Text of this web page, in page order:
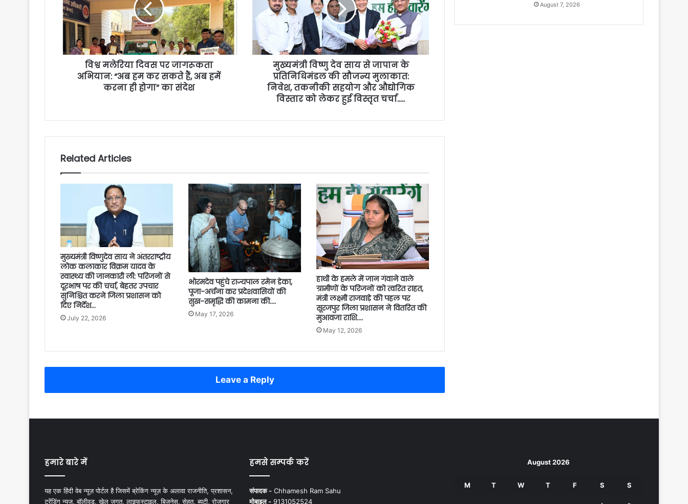
विश्व मलेरिया दिवस पर जागरूकता
अभियान: “अब हम कर सकते हैं, अब हमें
करना ही होगा” का संदेश
मुख्यमंत्री विष्णु देव साय से जापान के
प्रतिनिधिमंडल की सौजन्य मुलाकात:
निवेश, तकनीकी सहयोग और औद्योगिक
विस्तार को लेकर हुई विस्तृत चर्चा…..
Related Articles
मुख्यमंत्री विष्णुदेव साय ने अंतरराष्ट्रीय
लोक कलाकार विक्रम यादव के
स्वास्थ्य की जानकारी ली: परिजनों से
दूरभाष पर की चर्चा, बेहतर उपचार
सुनिश्चित करने जिला प्रशासन को
दिए निर्देश…
July 22, 2026
भोरमदेव पहुंचे राज्यपाल रमेन डेका,
पूजा-अर्चना कर प्रदेशवासियों की
सुख-समृद्धि की कामना की….
May 17, 2026
हाथी के हमले में जान गंवाने वाले
ग्रामीणों के परिजनों को त्वरित राहत,
मंत्री लक्ष्मी राजवाड़े की पहल पर
सूरजपुर जिला प्रशासन ने वितरित की
मुआवजा राशि….
May 12, 2026
Leave a Reply
August 7, 2026
हमारे बारे में
यह एक हिंदी वेब न्यूज़ पोर्टल है जिसमें ब्रेकिंग न्यूज़ के अलावा राजनीति, प्रशासन,
ट्रेंडिंग न्यूज, बॉलीवुड, खेल जगत, लाइफस्टाइल, बिजनेस, सेहत, ब्यूटी, रोजगार
हमसे सम्पर्क करें
संपादक -Chhamesh Ram Sahu
मोबाइल -9131052524
August 2026
M T W T F S S